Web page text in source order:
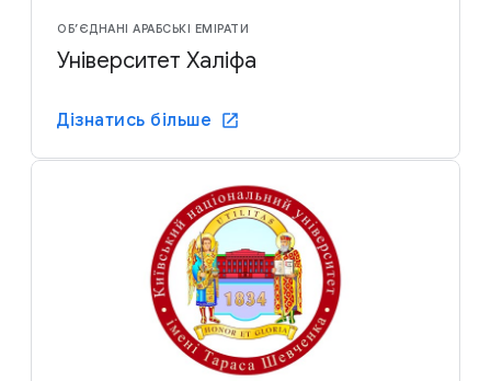
ОБ’ЄДНАНІ АРАБСЬКІ ЕМІРАТИ
Університет Халіфа
Дізнатись більше